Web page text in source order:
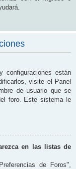
están
visite el Panel
de usuario que se
foro. Este sistema le
en las listas de
de Foros",